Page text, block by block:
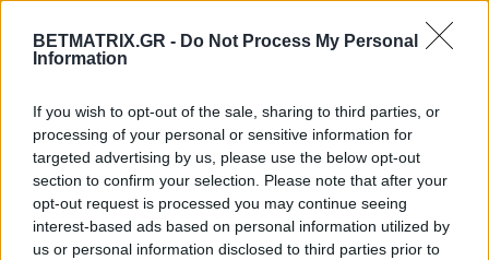
BETMATRIX.GR - Do Not Process My Personal
Information
If you wish to opt-out of the sale, sharing to third parties, or
processing of your personal or sensitive information for
targeted advertising by us, please use the below opt-out
section to confirm your selection. Please note that after your
opt-out request is processed you may continue seeing
interest-based ads based on personal information utilized by
us or personal information disclosed to third parties prior to
Στον αντίποδα, η Αλμπαθέτε παρουσιάζει πτώση στην
απόδοσή της, ενώ τα προβλήματα τραυματισμών έχουν
να έχει χάσει τη φρεσκάδα και το κίνητρό της, με τη
σεζόν να πλησιάζει στο τέλος χωρίς ξεκάθαρο στόχο.
Εσείς μπήκατε στο νέοCommunity του Betmatrix; Για
να δω τι tipsters είστε… Οι 3 κορυφαίοι για τον μήνα